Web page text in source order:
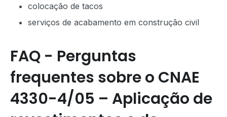
colocação de tacos
serviços de acabamento em construção civil
FAQ - Perguntas
frequentes sobre o CNAE
4330-4/05 – Aplicação de